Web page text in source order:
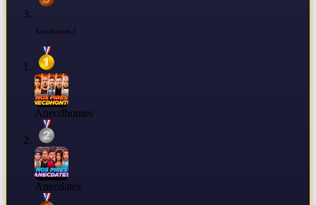
Anecdhontes 2
Anecdhontes
Anecdates